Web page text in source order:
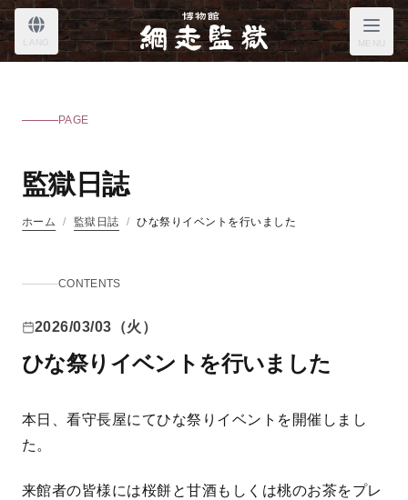
LANG MENU
PAGE
監獄日誌
ホーム / 監獄日誌 / ひな祭りイベントを行いました
CONTENTS
2026/03/03（火）
ひな祭りイベントを行いました
本日、看守長屋にてひな祭りイベントを開催しまし
た。
来館者の皆様には桜餅と甘酒もしくは桃のお茶をプレ